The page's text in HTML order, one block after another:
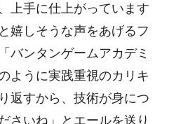
上手に仕上がっています
嬉しそうな声をあげるフ
バンタンゲームアカデミ
ように実践重視のカリキ
返すから、技術が身につ
さいね」とエールを送り